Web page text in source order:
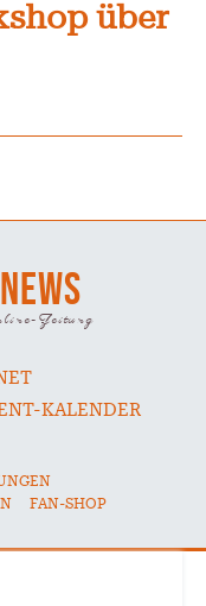
über
Zeitung
KALENDER
FAN-SHOP